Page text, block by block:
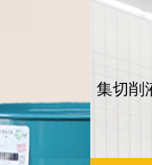
集切削